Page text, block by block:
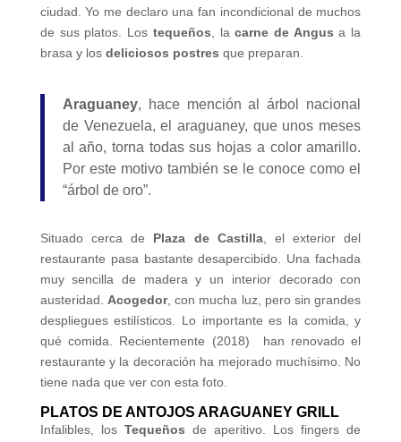
ciudad. Yo me declaro una fan incondicional de muchos
de sus platos. Los tequeños , lacarne de Angus a la
brasa y los deliciosos postres que preparan.
Araguaney, hace mención al árbol nacional
de Venezuela, el araguaney, que unos meses
al año, torna todas sus hojas a color amarillo.
Por este motivo también se le conoce como el
“árbol de oro”.
Situado cerca de Plaza de Castilla, el exterior del
restaurante pasa bastante desapercibido. Una fachada
muy sencilla de madera y un interior decorado con
austeridad. Acogedor, con mucha luz, pero sin grandes
despliegues estilísticos. Lo importante es la comida, y
qué comida. Recientemente (2018) han renovado el
restaurante y la decoración ha mejorado muchísimo. No
tiene nada que ver con esta foto.
PLATOS DE ANTOJOS ARAGUANEY GRILL
Infalibles, los Tequeños de aperitivo. Los fingers de